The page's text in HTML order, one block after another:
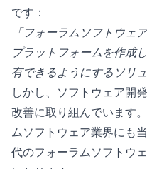
です：
「フォーラムソフトウェ
プラットフォームを作成
有できるようにするソリ
しかし、ソフトウェア開
改善に取り組んでいます
ムソフトウェア業界にも
代のフォーラムソフトウ